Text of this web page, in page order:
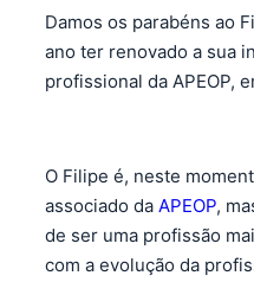
Damos os parabéns ao
ano ter renovado a sua
profissional da APEOP,
O Filipe é, neste
associado da APEOP,
de ser uma profissão
com a evolução da